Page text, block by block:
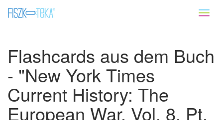
Flashcards aus dem Buch
- "New York Times
Current History: The
European War, Vol. 8, Pt.